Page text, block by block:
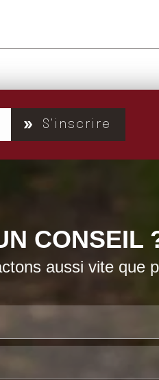
S'inscrire
CONSEIL
aussi vite que